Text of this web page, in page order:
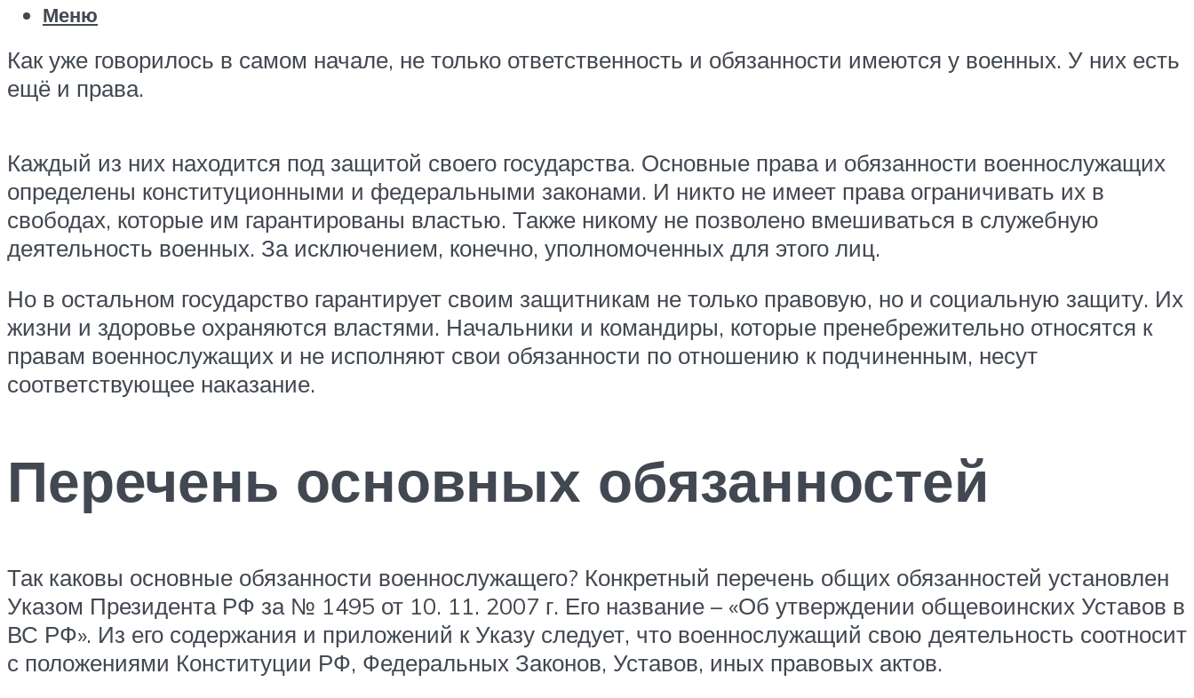
Меню
Как уже говорилось в самом начале, не только ответственность и обязанности имеются у военных. У них есть
ещё и права.
Каждый из них находится под защитой своего государства. Основные права и обязанности военнослужащих
определены конституционными и федеральными законами. И никто не имеет права ограничивать их в
свободах, которые им гарантированы властью. Также никому не позволено вмешиваться в служебную
деятельность военных. За исключением, конечно, уполномоченных для этого лиц.
Но в остальном государство гарантирует своим защитникам не только правовую, но и социальную защиту. Их
жизни и здоровье охраняются властями. Начальники и командиры, которые пренебрежительно относятся к
правам военнослужащих и не исполняют свои обязанности по отношению к подчиненным, несут
соответствующее наказание.
Перечень основных обязанностей
Так каковы основные обязанности военнослужащего? Конкретный перечень общих обязанностей установлен
Указом Президента РФ за № 1495 от 10. 11. 2007 г. Его название – «Об утверждении общевоинских Уставов в
ВС РФ». Из его содержания и приложений к Указу следует, что военнослужащий свою деятельность соотносит
с положениями Конституции РФ, Федеральных Законов, Уставов, иных правовых актов.